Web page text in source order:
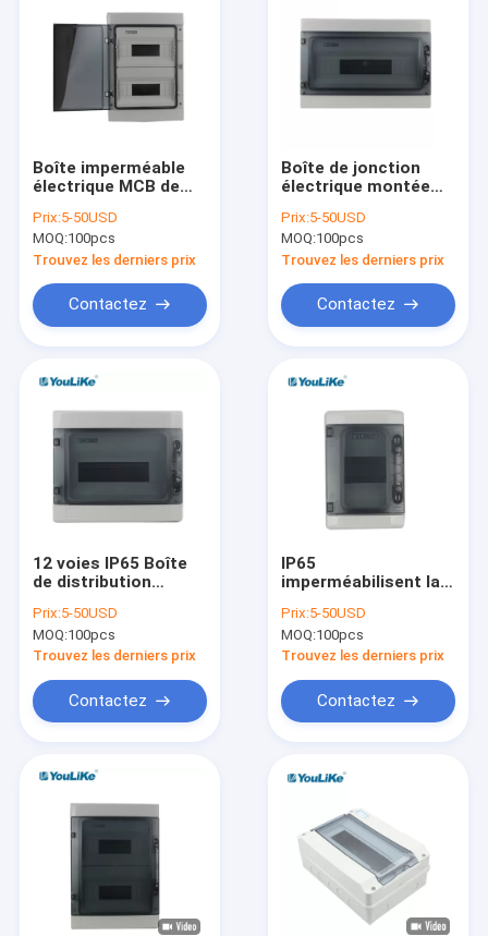
Produits
Au sujet de nous
Visite d'usine
Boîte imperméable
électrique MCB de
de manières
extérieures du
disjoncteur 24
Prix:5-50USD
MOQ:100pcs
Trouvez les derniers prix
Contactez
Boîte de jonction
électrique montée
pour le commutateur
d'air
Prix:5-50USD
MOQ:100pcs
Trouvez les derniers prix
Contactez
12 voies IP65 Boîte
de distribution
antipoussière MCB
BOX ABS PC Material
Prix:5-50USD
MOQ:100pcs
Trouvez les derniers prix
Contactez
IP65
imperméabilisent la
4 manières, 4 boîte
de clôture de
Polonais MCB
Prix:5-50USD
MOQ:100pcs
Trouvez les derniers prix
Contactez